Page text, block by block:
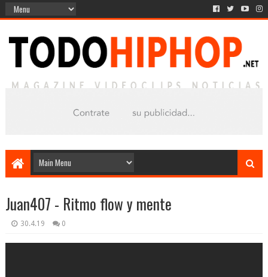
Juan407 - Ritmo flow y mente
30.4.19 0